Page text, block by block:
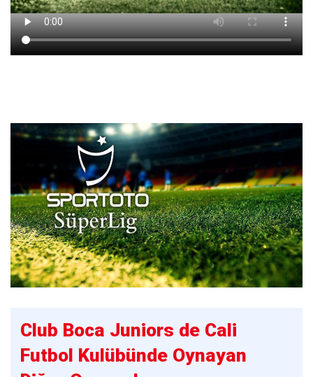
Club Boca Juniors de Cali
Futbol Kulübünde Oynayan